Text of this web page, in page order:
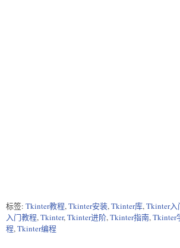
标签: Tkinter教程,Tkinter安装,Tkinter库,Tkinter入
入门教程,Tkinter,Tkinter进阶,Tkinter指南,Tkinter
程,Tkinter编程